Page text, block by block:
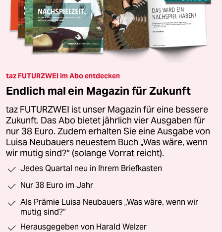
taz FUTURZWEI im Abo entdecken
Endlich mal ein Magazin für Zukunft
taz FUTURZWEI ist unser Magazin für eine bessere
Zukunft. Das Abo bietet jährlich vier Ausgaben für
nur 38 Euro. Zudem erhalten Sie eine Ausgabe von
Luisa Neubauers neuestem Buch „Was wäre, wenn
wir mutig sind?“ (solange Vorrat reicht).
Jedes Quartal neu in Ihrem Briefkasten
Nur 38 Euro im Jahr
Als Prämie Luisa Neubauers „Was wäre, wenn wir
mutig sind?“
Herausgegeben von Harald Welzer